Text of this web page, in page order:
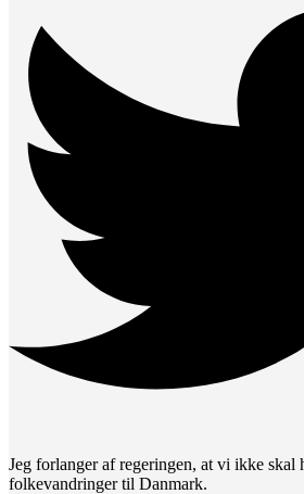
Jeg forlanger af regeringen, at vi ikke skal
folkevandringer til Danmark.